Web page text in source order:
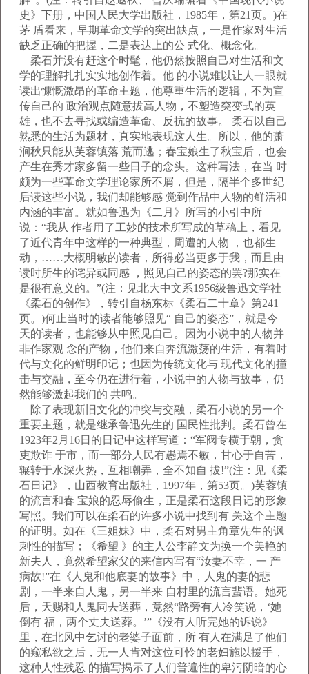
史》下册，中国人民大学出版社，1985年，第21页。)在
茅 盾看来，早期革命文学的突出缺点，一是作家对生活
缺乏正确的把握，二是表达上的公 式化、概念化。
柔石并没有赶这个时髦，他仍然按照自己对生活和文
学的理解扎扎实实地创作着。他 的小说难以让人一眼就
读出慷慨激昂的革命主题，他尊重生活的逻辑，不为宣
传自己的 政治观点随意拔高人物，不塑造突变式的英
雄，也不去寻找或编造革命、反抗的故事。 柔石以自己
熟悉的生活为题材，真实地表现这人生。所以，他的萧
涧秋只能从芙蓉镇落 荒而逃；春宝娘生了秋宝后，也会
产生在秀才家多留一些日子的念头。这种写法，在当 时
颇为一些革命文学理论家所不屑，但是，隔半个多世纪
后读这些小说，我们却能够感 觉到作品中人物的鲜活和
内涵的丰富。就如鲁迅为《二月》所写的小引中所
说：“我从 作者用了工妙的技术所写成的草稿上，看见
了近代青年中这样的一种典型，周遭的人物 ，也都生
动，……大概明敏的读者，所得必当更多于我，而且由
读时所生的诧异或同感 ，照见自己的姿态的罢?那实在
是很有意义的。”(注：见北大中文系1956级鲁迅文学社
《柔石的创作》，转引自杨东标《柔石二十章》第241
页。)何止当时的读者能够照见“ 自己的姿态”，就是今
天的读者，也能够从中照见自己。因为小说中的人物并
非作家观 念的产物，他们来自奔流激荡的生活，有着时
代与文化的鲜明印记；也因为传统文化与 现代文化的撞
击与交融，至今仍在进行着，小说中的人物与故事，仍
然能够激起我们的 共鸣。
除了表现新旧文化的冲突与交融，柔石小说的另一个
重要主题，就是继承鲁迅先生的 国民性批判。柔石曾在
1923年2月16日的日记中这样写道：“军阀专横于朝，贪
吏欺诈 于市，而一部分人民有愚焉不敏，甘心于自苦，
辗转于水深火热，互相嘲弄，全不知自 拔!”(注：见《柔
石日记》，山西教育出版社，1997年，第53页。)芙蓉镇
的流言和春 宝娘的忍辱偷生，正是柔石这段日记的形象
写照。我们可以在柔石的许多小说中找到有 关这个主题
的证明。如在《三姐妹》中，柔石对男主角章先生的讽
刺性的描写；《希望 》的主人公李静文为换一个美艳的
新夫人，竟然希望家父的来信内写有“汝妻不幸，一 产
病故!”在《人鬼和他底妻的故事》中，人鬼的妻的悲
剧，一半来自人鬼，另一半来 自村里的流言蜚语。她死
后，天赐和人鬼同去送葬，竟然“路旁有人冷笑说，‘她
倒有 福，两个丈夫送葬。’”《没有人听完她的诉说》
里，在北风中乞讨的老婆子面前，所 有人在满足了他们
的窥私欲之后，无一人肯对这位可怜的老妇施以援手，
这种人性残忍 的描写揭示了人们普遍性的卑污阴暗的心